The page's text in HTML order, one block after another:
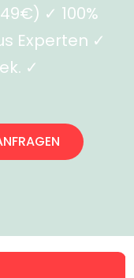
✓ 100%
Experten ✓
✓